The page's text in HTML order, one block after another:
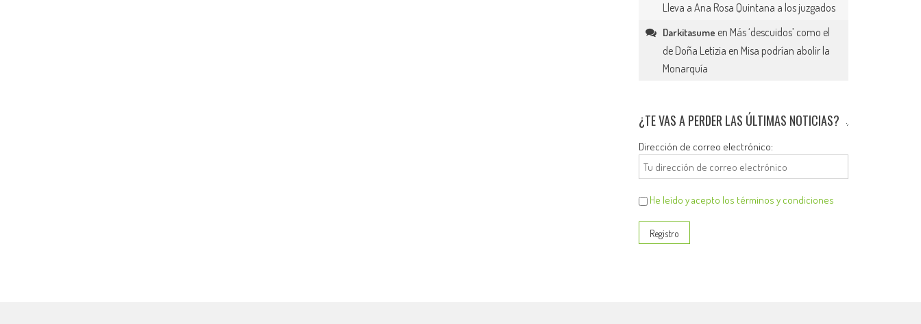
Lleva a Ana Rosa Quintana a los juzgados
Darkitasume en Más ‘descuidos’ como el
de Doña Letizia en Misa podrían abolir la
Monarquía
¿TE VAS A PERDER LAS ÚLTIMAS NOTICIAS?
Dirección de correo electrónico:
He leído y acepto los términos y condiciones